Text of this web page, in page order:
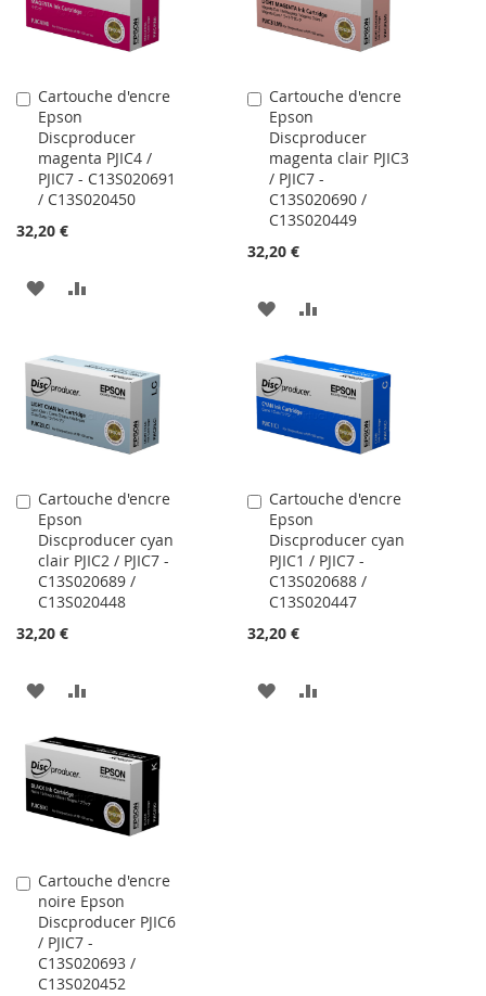
D’ENVIE
LISTE
Cartouche d'encre
Epson
Discproducer
magenta PJIC4 /
PJIC7 - C13S020691
/ C13S020450
32,20 €
Ajouter
au
panier
AJOUTER
MA
LISTE
D’ENVIE
COMPARATEUR
Cartouche d'encre
Epson
Discproducer
magenta clair PJIC3
/ PJIC7 -
C13S020690 /
C13S020449
32,20 €
Ajouter
au
panier
AJOUTER
MA
LISTE
COMPARATEUR
Cartouche d'encre
Epson
Discproducer cyan
clair PJIC2 / PJIC7 -
C13S020689 /
C13S020448
32,20 €
Ajouter
au
panier
AJOUTER
MA
LISTE
COMPARATEUR
Cartouche d'encre
Epson
Discproducer cyan
PJIC1 / PJIC7 -
C13S020688 /
C13S020447
32,20 €
Ajouter
au
panier
AJOUTER
Cartouche d'encre
noire Epson
Discproducer PJIC6
/ PJIC7 -
C13S020693 /
C13S020452
Ajouter
au
panier